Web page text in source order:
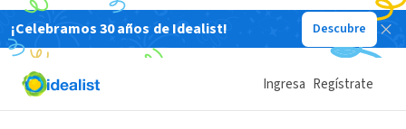
¡Celebramos 30 años de Idealist! Descubre
Ingresa Regístrate
ORGANIZACIÓN SIN FIN DE LUCRO
Credit Research Foundation